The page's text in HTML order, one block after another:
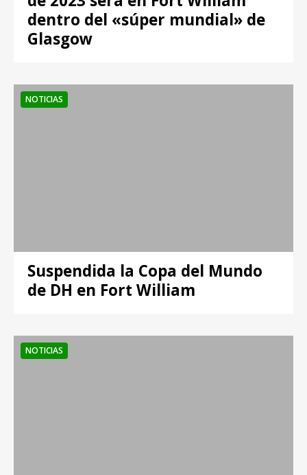
dentro del «súper mundial» de
Glasgow
NOTICIAS
Suspendida la Copa del Mundo
de DH en Fort William
NOTICIAS